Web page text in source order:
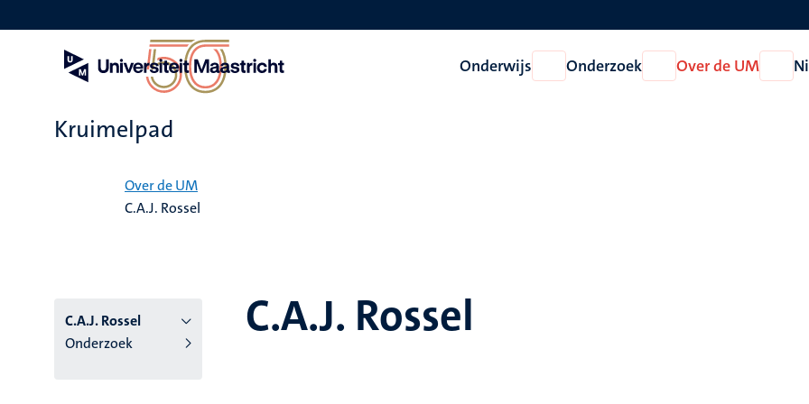
en
Onderwijs
Open
Onderwijs
Onderzoek
Open
Onderzoek
Over de UM
Open
Over
Kruimelpad
Over de UM
C.A.J. Rossel
C.A.J. Rossel
Onderzoek
C.A.J. Rossel